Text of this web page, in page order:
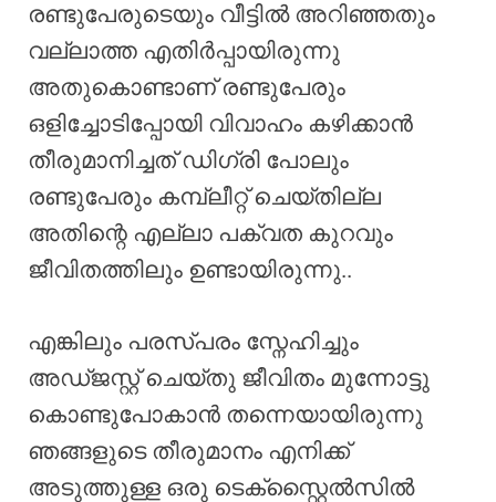
രണ്ടുപേരുടെയും വീട്ടിൽ അറിഞ്ഞതും
വല്ലാത്ത എതിർപ്പായിരുന്നു
അതുകൊണ്ടാണ് രണ്ടുപേരും
ഒളിച്ചോടിപ്പോയി വിവാഹം കഴിക്കാൻ
തീരുമാനിച്ചത് ഡിഗ്രി പോലും
രണ്ടുപേരും കമ്പ്ലീറ്റ് ചെയ്തില്ല
അതിന്റെ എല്ലാ പക്വത കുറവും
ജീവിതത്തിലും ഉണ്ടായിരുന്നു..
എങ്കിലും പരസ്പരം സ്നേഹിച്ചും
അഡ്ജസ്റ്റ് ചെയ്തു ജീവിതം മുന്നോട്ടു
കൊണ്ടുപോകാൻ തന്നെയായിരുന്നു
ഞങ്ങളുടെ തീരുമാനം എനിക്ക്
അടുത്തുള്ള ഒരു ടെക്സ്റ്റൈൽസിൽ